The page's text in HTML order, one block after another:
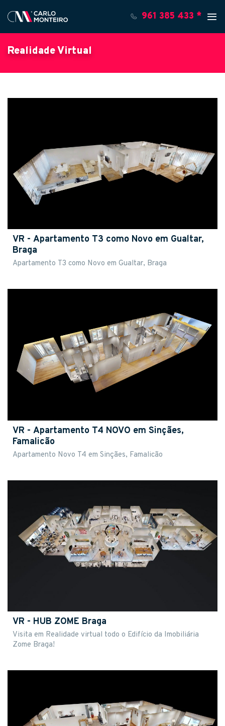
961 385 433 *
Realidade Virtual
VR - Apartamento T3 como Novo em Gualtar,
Braga
Apartamento T3 como Novo em Gualtar, Braga
VR - Apartamento T4 NOVO em Sinçães,
Famalicão
Apartamento Novo T4 em Sinçães, Famalicão
VR - HUB ZOME Braga
Visita em Realidade virtual todo o Edifício da Imobiliária
Zome Braga!